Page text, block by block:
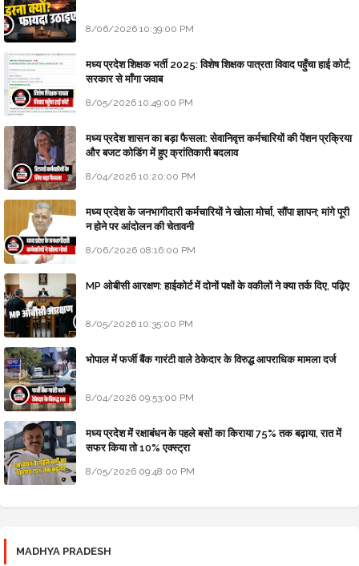
8/06/2026 10:39:00 PM
मध्य प्रदेश शिक्षक भर्ती 2025: विशेष शिक्षक पात्रता विवाद पहुँचा हाई कोर्ट;
सरकार से माँगा जवाब
8/05/2026 10:49:00 PM
मध्य प्रदेश शासन का बड़ा फैसला: सेवानिवृत्त कर्मचारियों की पेंशन प्रक्रिया
और बजट कोडिंग में हुए क्रांतिकारी बदलाव
8/04/2026 10:20:00 PM
मध्य प्रदेश के जनभागीदारी कर्मचारियों ने खोला मोर्चा, सौंपा ज्ञापन; मांगे पूरी
न होने पर आंदोलन की चेतावनी
8/06/2026 08:16:00 PM
MP ओबीसी आरक्षण: हाईकोर्ट में दोनों पक्षों के वकीलों ने क्या तर्क दिए, पढ़िए
8/05/2026 10:35:00 PM
भोपाल में फर्जी बैंक गारंटी वाले ठेकेदार के विरुद्ध आपराधिक मामला दर्ज
8/04/2026 09:53:00 PM
मध्य प्रदेश में रक्षाबंधन के पहले बसों का किराया 75% तक बढ़ाया, रात में
सफर किया तो 10% एक्स्ट्रा
8/05/2026 09:48:00 PM
MADHYA PRADESH